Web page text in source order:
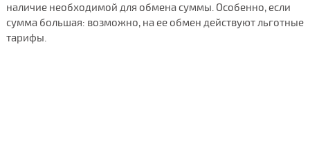
наличие необходимой для обмена суммы. Особенно, если
сумма большая: возможно, на ее обмен действуют льготные
тарифы.